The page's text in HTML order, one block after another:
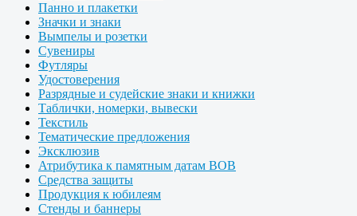
Панно и плакетки
Значки и знаки
Вымпелы и розетки
Сувениры
Футляры
Удостоверения
Разрядные и судейские знаки и книжки
Таблички, номерки, вывески
Текстиль
Тематические предложения
Эксклюзив
Атрибутика к памятным датам ВОВ
Средства защиты
Продукция к юбилеям
Стенды и баннеры